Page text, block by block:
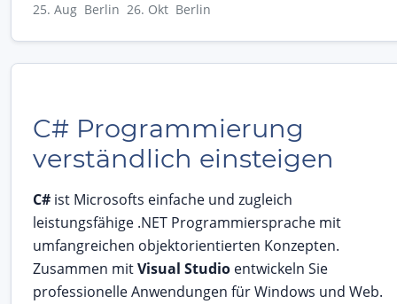
25. Aug Berlin 26. Okt Berlin
C# Programmierung
verständlich einsteigen
C# ist Microsofts einfache und zugleich
leistungsfähige .NET Programmiersprache mit
umfangreichen objektorientierten Konzepten.
Zusammen mitVisual Studio entwickeln Sie
professionelle Anwendungen für Windows und Web.